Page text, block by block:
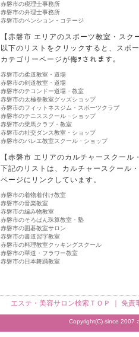
赤磐市の税理士事務所
赤磐市の弁理士事務所
赤磐市のペンション・コテージ
【赤磐市 エリアのスポーツ教室・スク
以下のリストをクリックすると、スポ
カテゴリーページが侮ｦされます。
赤磐市の柔道教室・道場
赤磐市の剣道教室・道場
赤磐市のテコンドー道場・教室
赤磐市の太極拳教室グッズショップ
赤磐市のフィットネスジム・スポーツクラブ
赤磐市のテニススクール・ショップ
赤磐市の乗馬クラブ・教室
赤磐市の社交ダンス教室・ショップ
赤磐市のバレエ教室スクール・ショップ
【赤磐市 エリアのカルチャースクール
下記のリストは、カルチャースクール
ページにリンクしています。
赤磐市の着物着付け教室
赤磐市の音楽教室
赤磐市の編み物教室
赤磐市のそろばん珠算教室・塾
赤磐市の囲碁教室サロン
赤磐市の書道習字教室
赤磐市の料理教室クッキングスクール
赤磐市の華道・フラワー教室
赤磐市の日本舞踊教室
エステ・美容サロン検索 ＴＯＰ ｜ 免責
Copyright(C) since 2007